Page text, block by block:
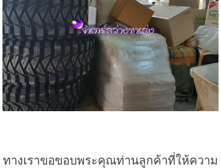
ทางเราขอขอบพระคุณท่านลูกค้าที่ให้ความ